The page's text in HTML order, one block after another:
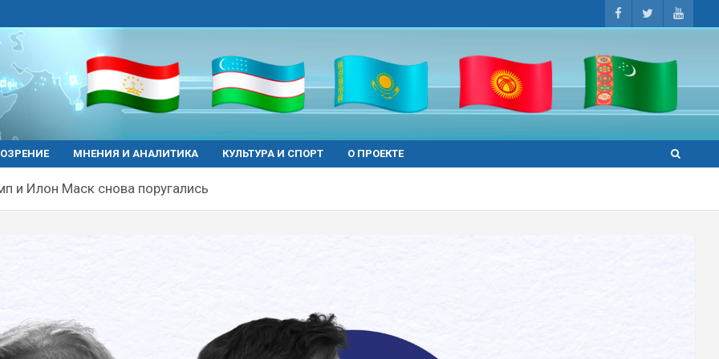
МНЕНИЯ И АНАЛИТИКА КУЛЬТУРА И СПОРТ О ПРОЕКТЕ
и Илон Маск снова поругались